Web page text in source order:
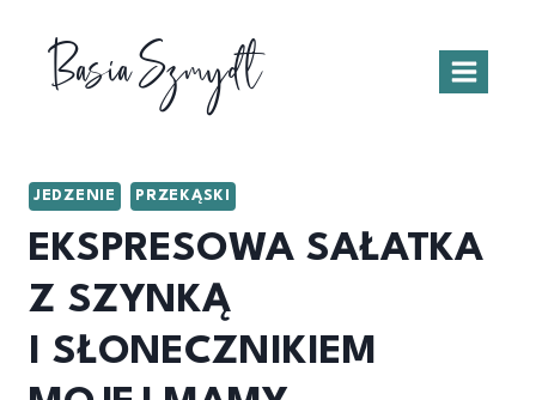
treściBasia Szmydt
JEDZENIE PRZEKĄSKI
EKSPRESOWA SAŁATKA
Z SZYNKĄ
I SŁONECZNIKIEM